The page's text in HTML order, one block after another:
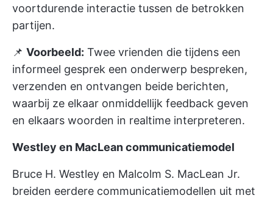
voortdurende interactie tussen de betrokken
partijen.
📌 Voorbeeld: Twee vrienden die tijdens een
informeel gesprek een onderwerp bespreken,
verzenden en ontvangen beide berichten,
waarbij ze elkaar onmiddellijk feedback geven
en elkaars woorden in realtime interpreteren.
Westley en MacLean communicatiemodel
Bruce H. Westley en Malcolm S. MacLean Jr.
breiden eerdere communicatiemodellen uit met